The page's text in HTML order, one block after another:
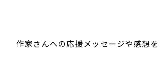
作家さんへの応援メッセージや感想